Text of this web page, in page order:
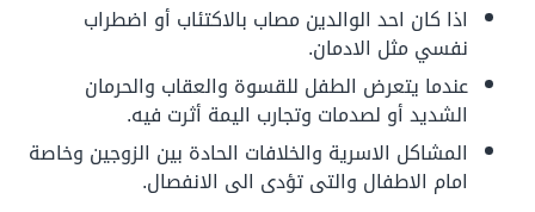
اذا كان احد الوالدين مصاب بالاكتئاب أو اضطراب
نفسي مثل الادمان.
عندما يتعرض الطفل للقسوة والعقاب والحرمان
الشديد أو لصدمات وتجارب اليمة أثرت فيه.
المشاكل الاسرية والخلافات الحادة بين الزوجين وخاصة
امام الاطفال والتى تؤدى الى الانفصال.